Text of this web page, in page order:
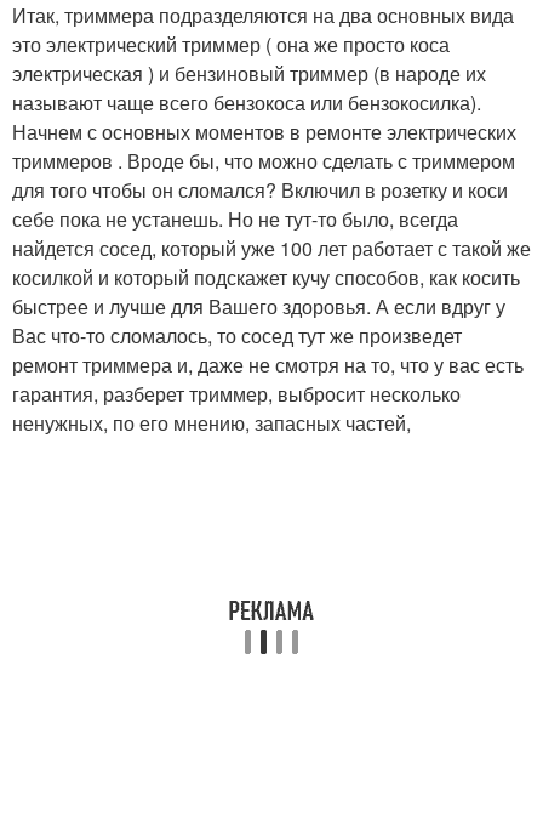
Итак, триммера подразделяются на два основных вида
это электрический триммер ( она же просто коса
электрическая ) и бензиновый триммер (в народе их
называют чаще всего бензокоса или бензокосилка).
Начнем с основных моментов в ремонте электрических
триммеров . Вроде бы, что можно сделать с триммером
для того чтобы он сломался? Включил в розетку и коси
себе пока не устанешь. Но не тут-то было, всегда
найдется сосед, который уже 100 лет работает с такой же
косилкой и который подскажет кучу способов, как косить
быстрее и лучше для Вашего здоровья. А если вдруг у
Вас что-то сломалось, то сосед тут же произведет
ремонт триммера и, даже не смотря на то, что у вас есть
гарантия, разберет триммер, выбросит несколько
ненужных, по его мнению, запасных частей,